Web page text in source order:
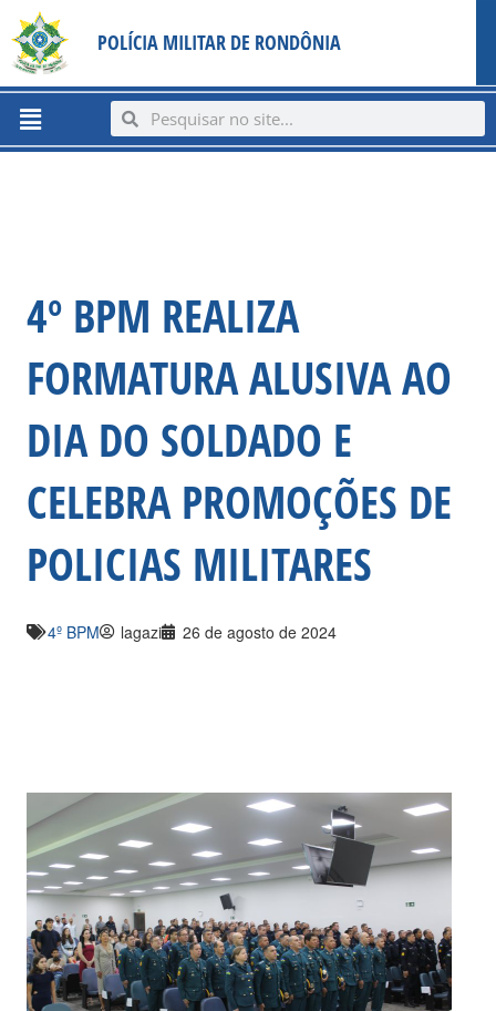
content
para
conteúdo
POLÍCIA MILITAR DE RONDÔNIA
Menu SearchSearch
4º BPM REALIZA
FORMATURA ALUSIVA AO
DIA DO SOLDADO E
CELEBRA PROMOÇÕES DE
POLICIAS MILITARES
4º BPM lagazi 26 de agosto de 2024